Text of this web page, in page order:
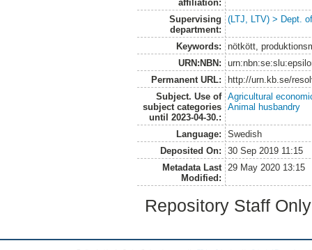
affiliation:
Supervising
department:
(LTJ, LTV) > Dept.
Keywords:
nötkött,
URN:NBN:
Permanent URL:
http://urn.kb.se/
Subject. Use of
subject categories
until 2023-04-30.:
Agricultural
Animal husbandry
Language:
Swedish
Deposited On:
30 Sep 2019 11:15
Metadata Last
Modified:
29 May 2020 13:15
Repository Staff